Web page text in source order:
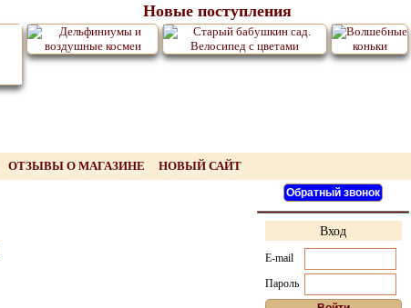
Новые поступления
ОТЗЫВЫ О МАГАЗИНЕ НОВЫЙ САЙТ
Вход
E-mail
Пароль